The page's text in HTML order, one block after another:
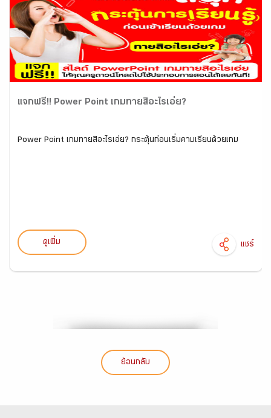
แจกฟรี!! Power Point เกมทายสิอะไรเอ่ย?
Power Point เกมทายสิอะไรเอ่ย? กระตุ้นก่อนเริ่มคาบเรียนด้วยเกม
ดูเพิ่ม แชร์
ย้อนกลับ